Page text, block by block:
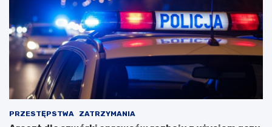
PRZESTĘPSTWA ZATRZYMANIA